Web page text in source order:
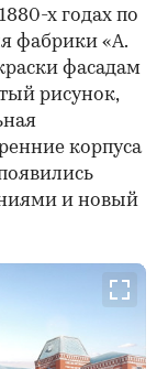
х годах по
фабрики «А.
фасадам
рисунок,
корпуса
и новый